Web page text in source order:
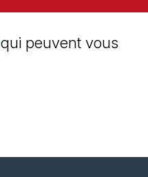
qui peuvent vous